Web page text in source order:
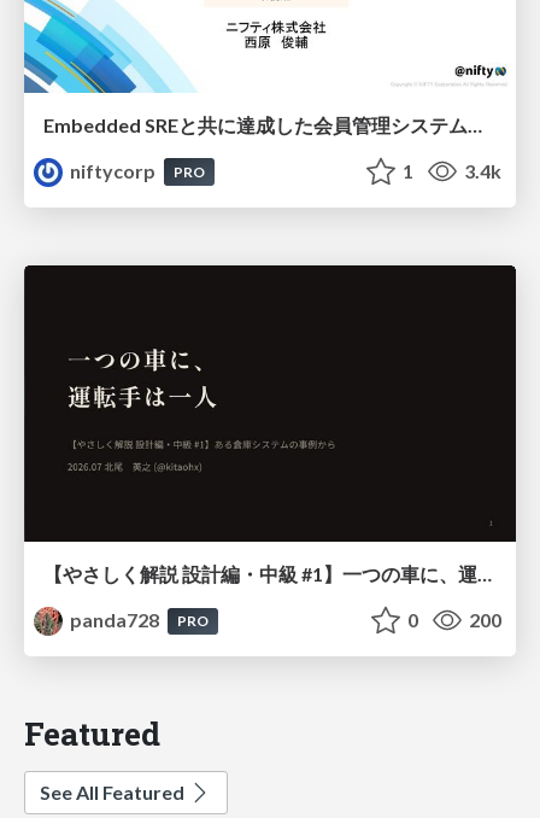
niftycorp
PRO 1 3.4k
【やさしく解説 設計編・中級 #1】一つの車に、運転手は一人 ～ある倉庫システムの事例から～
panda728
PRO 0 200
Featured
See All Featured